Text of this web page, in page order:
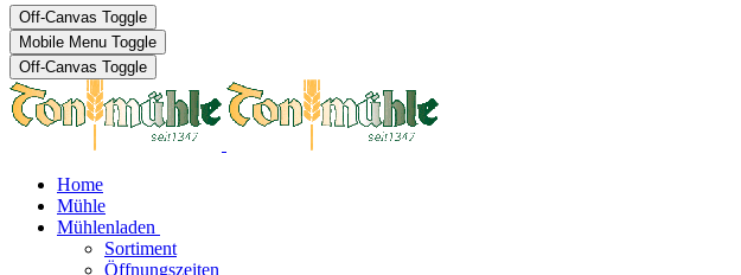
Off-Canvas Toggle
Mobile Menu Toggle
Off-Canvas Toggle
Home
Mühle
Mühlenladen
Sortiment
Öffnungszeiten